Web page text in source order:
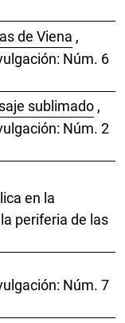
de Viena ,
Núm. 6
sublimado ,
Núm. 2
en la
periferia de las
Núm. 7